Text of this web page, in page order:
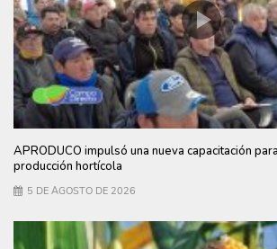
APRODUCO impulsó una nueva capacitación
producción hortícola
5 DE AGOSTO DE 2026